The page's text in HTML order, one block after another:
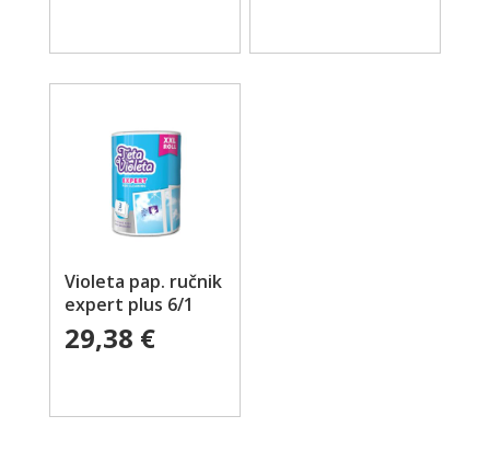
Violeta pap. ručnik
expert plus 6/1
29,38 €